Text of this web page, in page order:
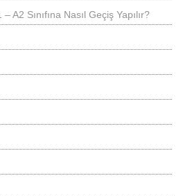
A2 Sınıfına Nasıl Geçiş Yapılır?